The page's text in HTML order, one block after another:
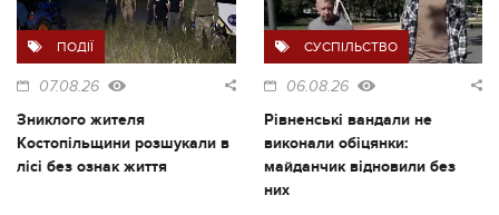
ПОДІЇ
07.08.26
Зниклого жителя
Костопільщини розшукали в
лісі без ознак життя
СУСПІЛЬСТВО
06.08.26
Рівненські вандали не
виконали обіцянки:
майданчик відновили без
них